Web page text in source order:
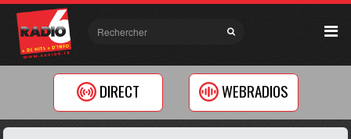
DIRECT WEBRADIOS